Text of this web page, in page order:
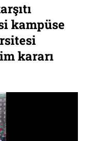
kampüse
kararı